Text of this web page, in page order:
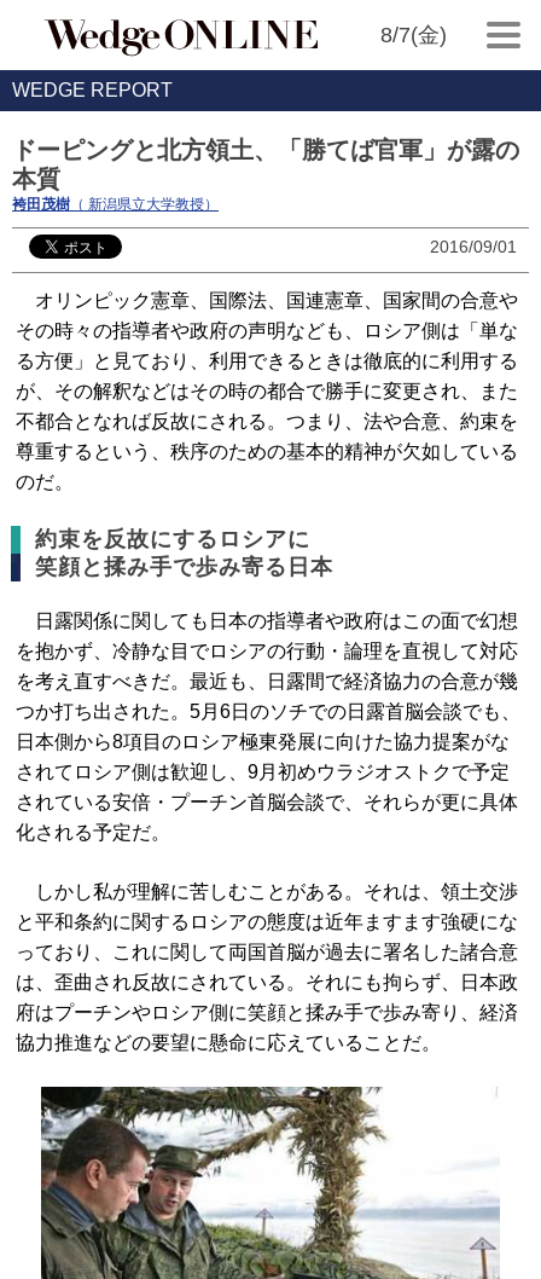
8/7(金)
WEDGE REPORT
ドーピングと北方領土、「勝てば官軍」が露の
本質
袴田茂樹 （ 新潟県立大学教授）
2016/09/01
オリンピック憲章、国際法、国連憲章、国家間の合意や
その時々の指導者や政府の声明なども、ロシア側は「単な
る方便」と見ており、利用できるときは徹底的に利用する
が、その解釈などはその時の都合で勝手に変更され、また
不都合となれば反故にされる。つまり、法や合意、約束を
尊重するという、秩序のための基本的精神が欠如している
のだ。
約束を反故にするロシアに
笑顔と揉み手で歩み寄る日本
日露関係に関しても日本の指導者や政府はこの面で幻想
を抱かず、冷静な目でロシアの行動・論理を直視して対応
を考え直すべきだ。最近も、日露間で経済協力の合意が幾
つか打ち出された。5月6日のソチでの日露首脳会談でも、
日本側から8項目のロシア極東発展に向けた協力提案がな
されてロシア側は歓迎し、9月初めウラジオストクで予定
されている安倍・プーチン首脳会談で、それらが更に具体
化される予定だ。
しかし私が理解に苦しむことがある。それは、領土交渉
と平和条約に関するロシアの態度は近年ますます強硬にな
っており、これに関して両国首脳が過去に署名した諸合意
は、歪曲され反故にされている。それにも拘らず、日本政
府はプーチンやロシア側に笑顔と揉み手で歩み寄り、経済
協力推進などの要望に懸命に応えていることだ。